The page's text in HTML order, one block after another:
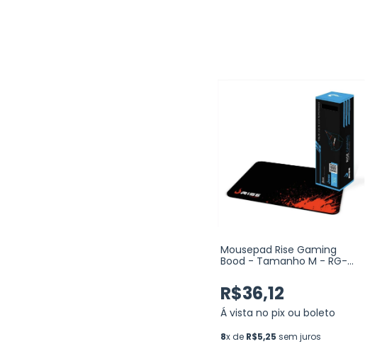
Mousepad Rise Gaming
Bood - Tamanho M - RG-
R$36,12
Á vista no pix ou boleto
8x de R$5,25 sem juros